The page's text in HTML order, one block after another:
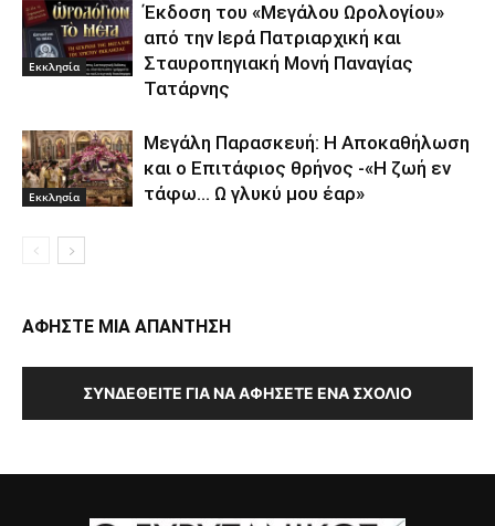
Εκκλησία
Έκδοση του «Μεγάλου Ωρολογίου»
από την Ιερά Πατριαρχική και
Σταυροπηγιακή Μονή Παναγίας
Τατάρνης
Εκκλησία
Μεγάλη Παρασκευή: Η Αποκαθήλωση
και ο Επιτάφιος θρήνος -«Η ζωή εν
τάφω… Ω γλυκύ μου έαρ»
ΑΦΗΣΤΕ ΜΙΑ ΑΠΑΝΤΗΣΗ
ΣΥΝΔΕΘΕΊΤΕ ΓΙΑ ΝΑ ΑΦΉΣΕΤΕ ΈΝΑ ΣΧΌΛΙΟ